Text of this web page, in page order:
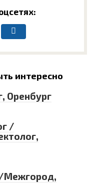
интересно
Оренбург
/
Межгород,